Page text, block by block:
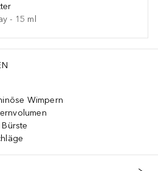
- 15 ml
Wimpern